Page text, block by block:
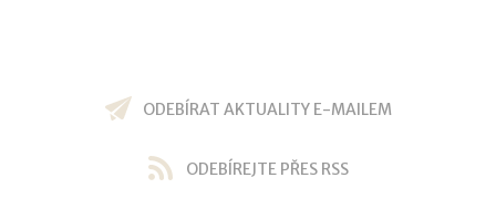
ODEBÍRAT AKTUALITY E-MAILEM
ODEBÍREJTE PŘES RSS